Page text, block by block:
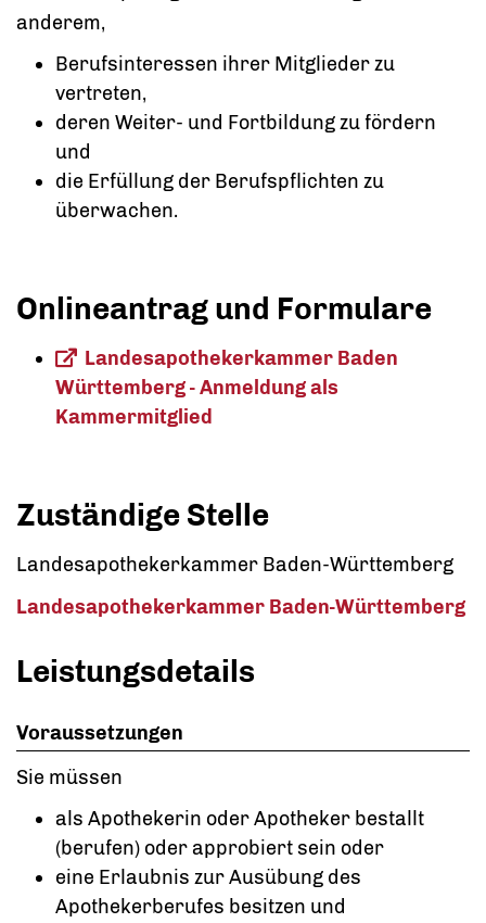
anderem,
Berufsinteressen ihrer Mitglieder zu
vertreten,
deren Weiter- und Fortbildung zu fördern
und
die Erfüllung der Berufspflichten zu
überwachen.
Onlineantrag und Formulare
Landesapothekerkammer Baden
Württemberg - Anmeldung als
Kammermitglied
Zuständige Stelle
Landesapothekerkammer Baden-Württemberg
Landesapothekerkammer Baden-Württemberg
Leistungsdetails
Voraussetzungen
Sie müssen
als Apothekerin oder Apotheker bestallt
(berufen) oder approbiert sein oder
eine Erlaubnis zur Ausübung des
Apothekerberufes besitzen und